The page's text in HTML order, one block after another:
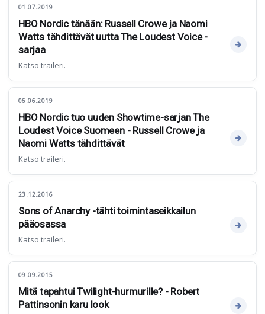
01.07.2019
HBO Nordic tänään: Russell Crowe ja Naomi
Watts tähdittävät uutta The Loudest Voice -
sarjaa
Katso traileri.
06.06.2019
HBO Nordic tuo uuden Showtime-sarjan The
Loudest Voice Suomeen - Russell Crowe ja
Naomi Watts tähdittävät
Katso traileri.
23.12.2016
Sons of Anarchy -tähti toimintaseikkailun
pääosassa
Katso traileri.
09.09.2015
Mitä tapahtui Twilight-hurmurille? - Robert
Pattinsonin karu look